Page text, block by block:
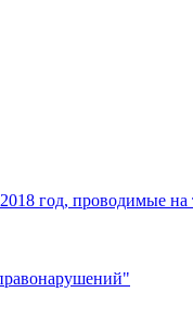
год, проводимые